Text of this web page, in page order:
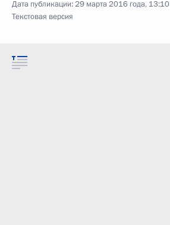
Дата публикации:29 марта 2016 года, 13:10
Текстовая версия